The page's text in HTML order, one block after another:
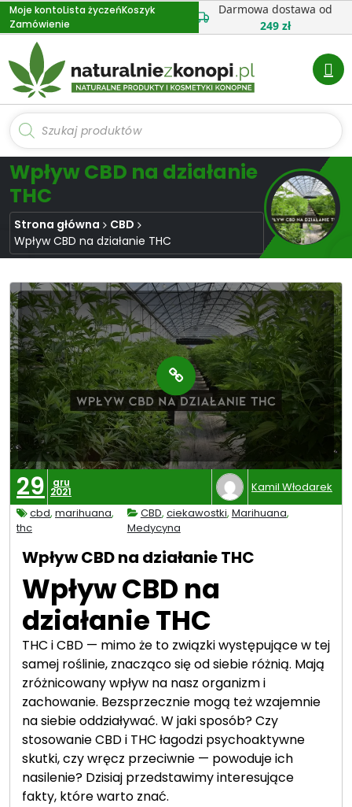
Przejdź
do
treści
Moje kontoLista życzeńKoszyk
Zamówienie
Darmowa dostawa od
249 zł
Wyszukiwarka
produktów
Wpływ CBD na działanie
THC
Strona główna
CBD
Wpływ CBD na działanie THC
29 gru
2021
Kamil Włodarek
cbd, marihuana,
thc
CBD, ciekawostki, Marihuana,
Medycyna
Wpływ CBD na działanie THC
Wpływ CBD na
działanie THC
THC i CBD — mimo że to związki występujące w tej
samej roślinie, znacząco się od siebie różnią. Mają
zróżnicowany wpływ na nasz organizm i
zachowanie. Bezsprzecznie mogą też wzajemnie
na siebie oddziaływać. W jaki sposób? Czy
stosowanie CBD i THC łagodzi psychoaktywne
skutki, czy wręcz przeciwnie — powoduje ich
nasilenie? Dzisiaj przedstawimy interesujące
fakty, które warto znać.